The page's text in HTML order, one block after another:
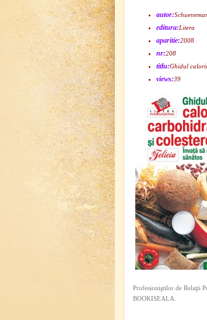
autor:
editura:Litera
aparitie:2008
nr:208
titlu:Ghidul
views:39
Profesioniştilor de Relaţii
BOOKISEALA.